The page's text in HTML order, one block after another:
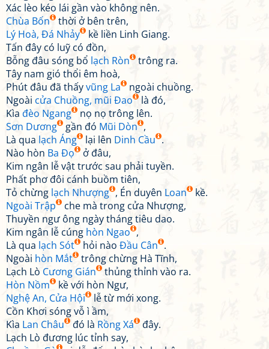
Xác lèo kéo lái gần vào không nên.
Chùa Bốn
thời ở bên trên,
Lý Hoà, Đá Nhảy
kề liền Linh Giang.
Tấn đây có luỹ có đồn,
Bỗng đâu sóng bổ lạch Ròn
trông ra.
Tây nam gió thổi êm hoà,
Phút đâu đã thấyvũng La
ngoài chuồng.
Ngoài cửa Chuồng, mũi Đao
là đó,
Kìa đèo Ngang
nọ nọ trông lên.
Sơn Dương
gần đó Mũi Dòn ,
Là qua lạch Áng lại lên Dinh Cầu .
Nào hòn Ba Đọ
ở đâu,
Kim ngân lễ vật trước sau phải tuyền.
Phất phơ đôi cánh buồm tiên,
Tỏ chừng lạch Nhượng , Én duyên Loan
kề.
Ngoài Trập
che mà trong cửa Nhượng,
Thuyền ngư ông ngày tháng tiêu dao.
Kim ngân lễ cúng hòn Ngao ,
Là qua lạch Sót hỏi nào Đầu Cân .
Ngoài hòn Mắt
trông chừng Hà Tĩnh,
Lạch Lò Cương Gián
thủng thỉnh vào ra.
Hòn Nồm
kề với hòn Ngư,
Nghệ An, Cửa Hội
lễ từ mới xong.
Cồn Khơi sóng vỗ ì ầm,
Kìa Lan Châu đó là Rồng Xá
đây.
Lạch Lò đương lúc tỉnh say,